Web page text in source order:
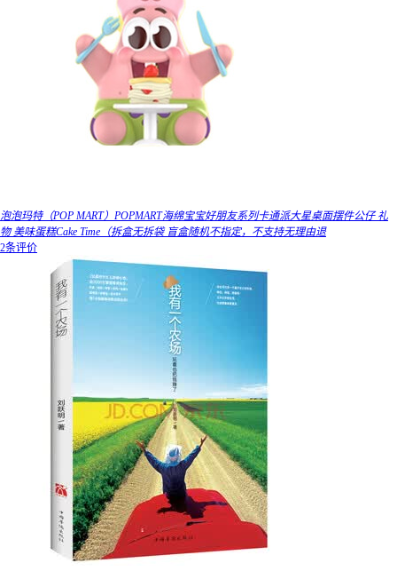
泡泡玛特（POP MART）POPMART海绵宝宝好朋友系列卡通派大星桌面摆件公仔 礼
物 美味蛋糕Cake Time（拆盒无拆袋 盲盒随机不指定，不支持无理由退
2条评价